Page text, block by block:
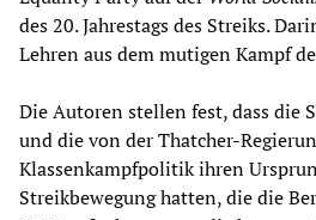
des 20. Jahrestags des Streiks.
Lehren aus dem mutigen Kampf
Die Autoren stellen fest, dass die
und die von der Thatcher-
Klassenkampfpolitik ihren
Streikbewegung hatten, die die